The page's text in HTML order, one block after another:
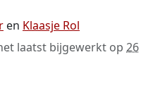
en Klaasje Rol
laatst bijgewerkt op 26